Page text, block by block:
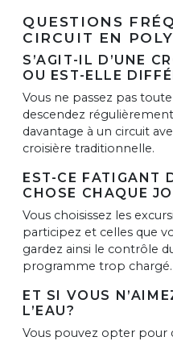
QUESTIONS
CIRCUIT EN
S’AGIT-IL D’UNE
OU EST-ELLE
Vous ne passez pas
descendez
davantage à un circuit
croisière traditionnelle.
EST-CE FATIGANT
CHOSE CHAQUE
Vous choisissez les
participez et celles que
gardez ainsi le contrôle
programme trop chargé.
ET SI VOUS
L’EAU?
Vous pouvez opter pour